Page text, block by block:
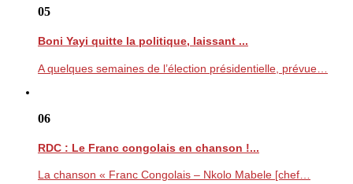
05
Boni Yayi quitte la politique, laissant ...
A quelques semaines de l’élection présidentielle, prévue…
06
RDC : Le Franc congolais en chanson !...
La chanson « Franc Congolais – Nkolo Mabele [chef…